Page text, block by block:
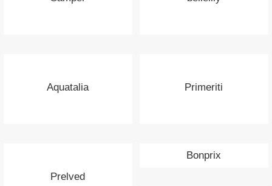
Aquatalia Primeriti
Prelved
Bonprix